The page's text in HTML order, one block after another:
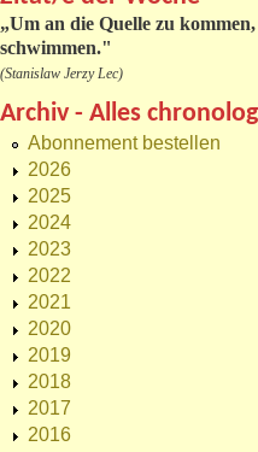
„Um an die Quelle zu
schwimmen."
(Stanislaw Jerzy Lec)
Archiv - Alles
Abonnement bestellen
2026
2025
2024
2023
2022
2021
2020
2019
2018
2017
2016